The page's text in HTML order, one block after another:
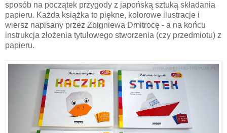
sposób na początek przygody z japońską sztuką składania
papieru. Każda książka to piękne, kolorowe ilustracje i
wiersz napisany przez Zbigniewa Dmitrocę - a na końcu
instrukcja złożenia tytułowego stworzenia (czy przedmiotu) z
papieru.